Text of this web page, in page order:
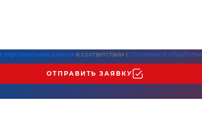
персональных данных в соответствии с Политикой
ОТПРАВИТЬ ЗАЯВКУ